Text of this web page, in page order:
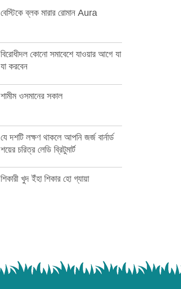
বেস্টিকে ব্লক মারার রোমান Aura
বিরোধীদল কোনো সমাবেশে যাওয়ার আগে যা
যা করবেন
শামীম ওসমানের সকাল
যে দশটি লক্ষণ থাকলে আপনি জর্জ বার্নার্ড
শয়ের চরিত্র লেডি ব্রিটুমার্ট
শিকারী খুদ ইঁহা শিকার হো গ্যায়া